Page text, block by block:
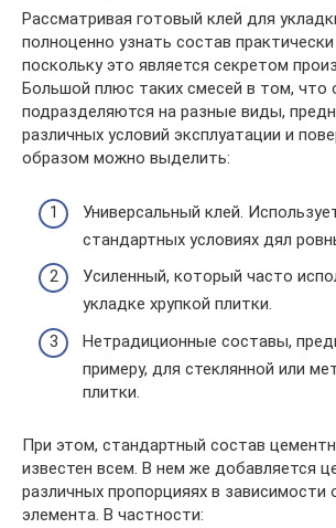
Рассматривая готовый клей для
полноценно узнать состав
поскольку это является секретом
Большой плюс таких смесей в том, что
подразделяются на разные виды,
различных условий эксплуатации и
образом можно выделить:
Универсальный клей.
стандартных условиях дял
Усиленный, который часто
укладке хрупкой плитки.
Нетрадиционные составы,
примеру, для стеклянной или
плитки.
При этом, стандартный состав
известен всем. В нем же добавляется
различных пропорцияях в зависимости
элемента. В частности: